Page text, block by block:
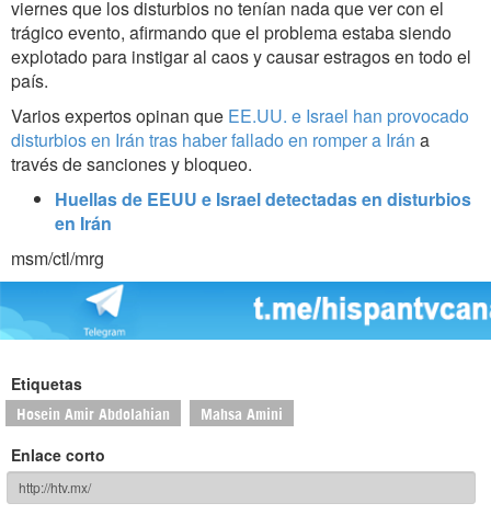
viernes que los disturbios no tenían nada que ver con el
trágico evento, afirmando que el problema estaba siendo
explotado para instigar al caos y causar estragos en todo el
país.
Varios expertos opinan que EE.UU. e Israel han provocado
disturbios en Irán tras haber fallado en romper a Irán a
través de sanciones y bloqueo.
Huellas de EEUU e Israel detectadas en disturbios
en Irán
msm/ctl/mrg
Etiquetas
Hosein Amir Abdolahian Mahsa Amini
Enlace corto